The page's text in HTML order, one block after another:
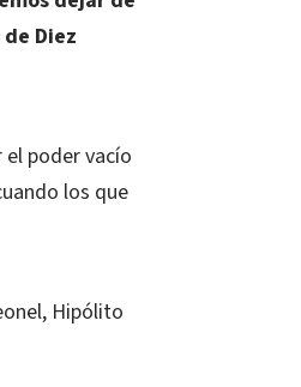
Diez
poder vacío
los que
Hipólito